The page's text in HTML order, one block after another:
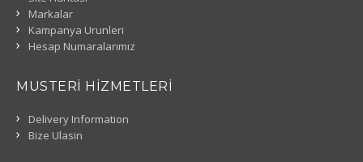
Markalar
Kampanya Urunleri
Hesap Numaralarımız
MUSTERI HIZMETLERI
Delivery Information
Bize Ulasin